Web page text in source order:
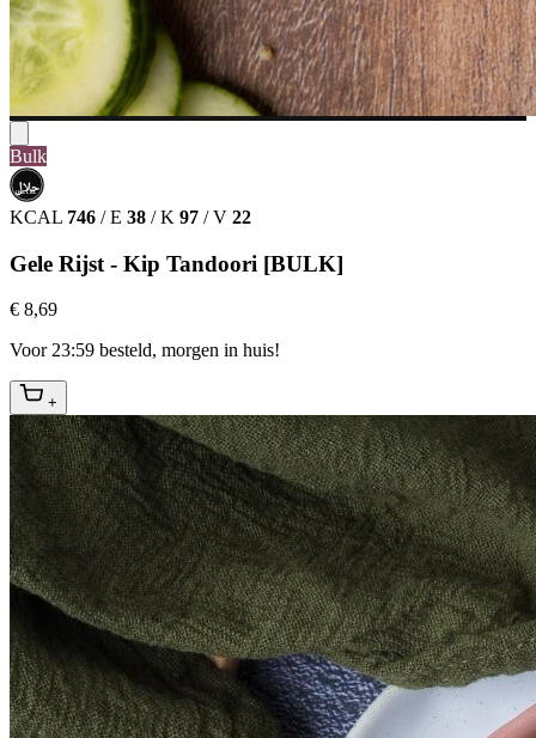
Bulk
حلال
HALAL
KCAL 746 / E 38 / K 97 / V 22
Gele Rijst - Kip Tandoori [BULK]
€ 8,69
Voor 23:59 besteld, morgen in huis!
+